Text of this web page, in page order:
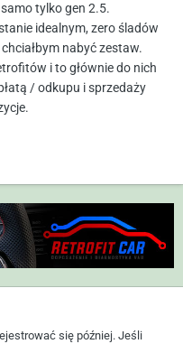
tylko gen 2.5.
idealnym, zero śladów
nabyć zestaw.
i to głównie do nich
/ odkupu i sprzedaży
się później. Jeśli